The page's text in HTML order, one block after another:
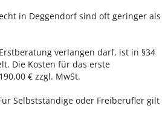
in Deggendorf sind oft geringer als
verlangen darf, ist in §34
Die Kosten für das erste
€ zzgl. MwSt.
Selbstständige oder Freiberufler gilt